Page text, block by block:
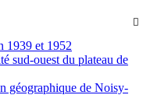

1939 et 1952
sud-ouest du plateau de
géographique de Noisy-